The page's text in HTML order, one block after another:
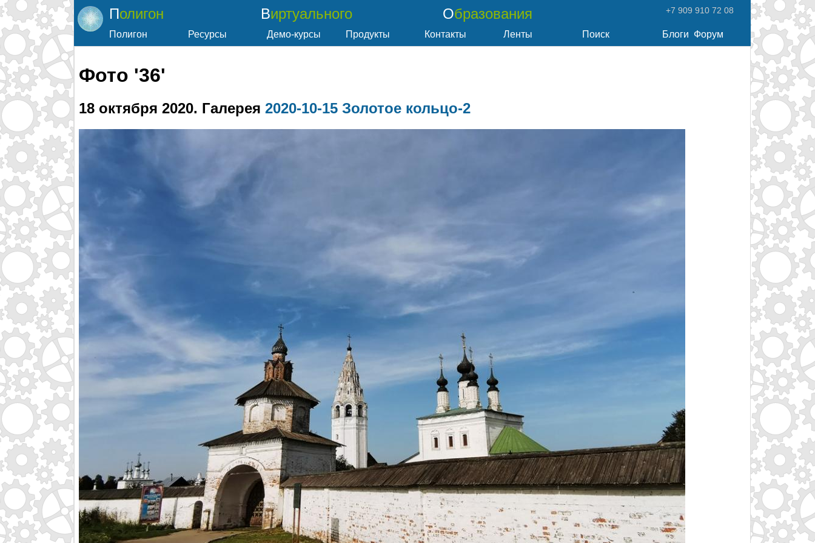
Полигон Виртуального Образования +7 909 910 72 08
Полигон Ресурсы Демо-курсы Продукты Контакты Ленты Поиск Блоги Форум
Фото '36'
18 октября 2020. Галерея 2020-10-15 Золотое кольцо-2